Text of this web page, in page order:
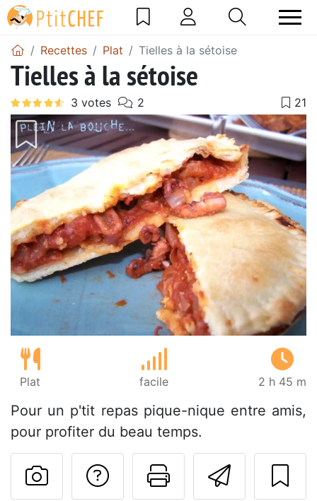
Recettes Plat Tielles à la sétoise
Tielles à la sétoise
Plat facile 2 h 45 m
Pour un p'tit repas pique-nique entre amis,
pour profiter du beau temps.
Imprimer
Poser une